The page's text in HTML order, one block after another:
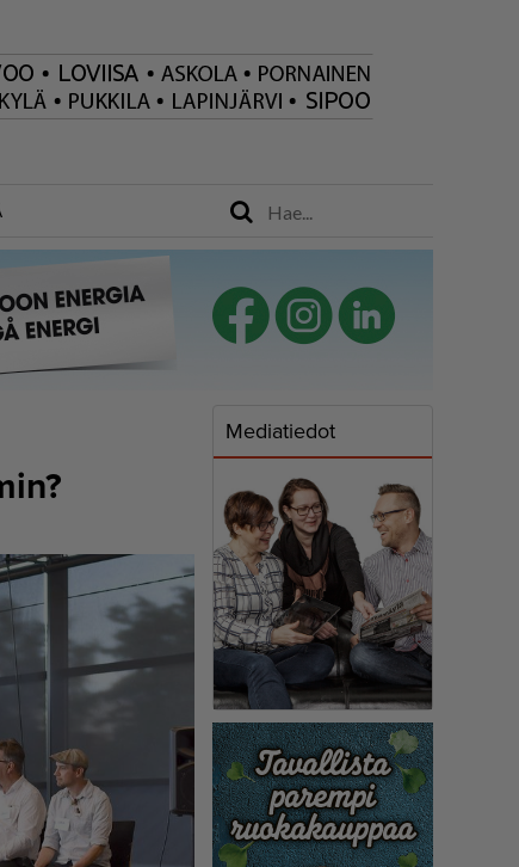
Mediatiedot